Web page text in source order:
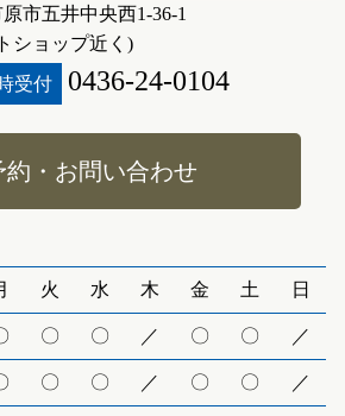
市五井中央西1-36-1
ショップ近く)
受付
0436-24-0104
約・お問い合わせ
火 水 木 金 土 日
〇 〇 ／ 〇 〇 ／
〇 〇 ／ 〇 〇 ／